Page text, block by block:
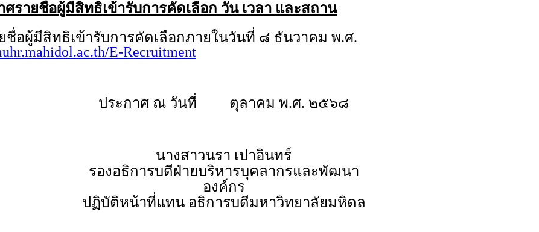
ศรายชื่อผู้มีสิทธิเข้ารับการคัดเลือก วัน เวลา และสถาน
มีสิทธิเข้ารับการคัดเลือกภายในวันที่ ๘ ธันวาคม พ.ศ.
E-Recruitment
ประกาศ ณ วันที่ ตุลาคม พ.ศ. ๒๕๖๘
นางสาวนรา เปาอินทร์
รองอธิการบดีฝ่ายบริหารบุคลากรและพัฒนา
องค์กร
ปฏิบัติหน้าที่แทน อธิการบดีมหาวิทยาลัยมหิดล